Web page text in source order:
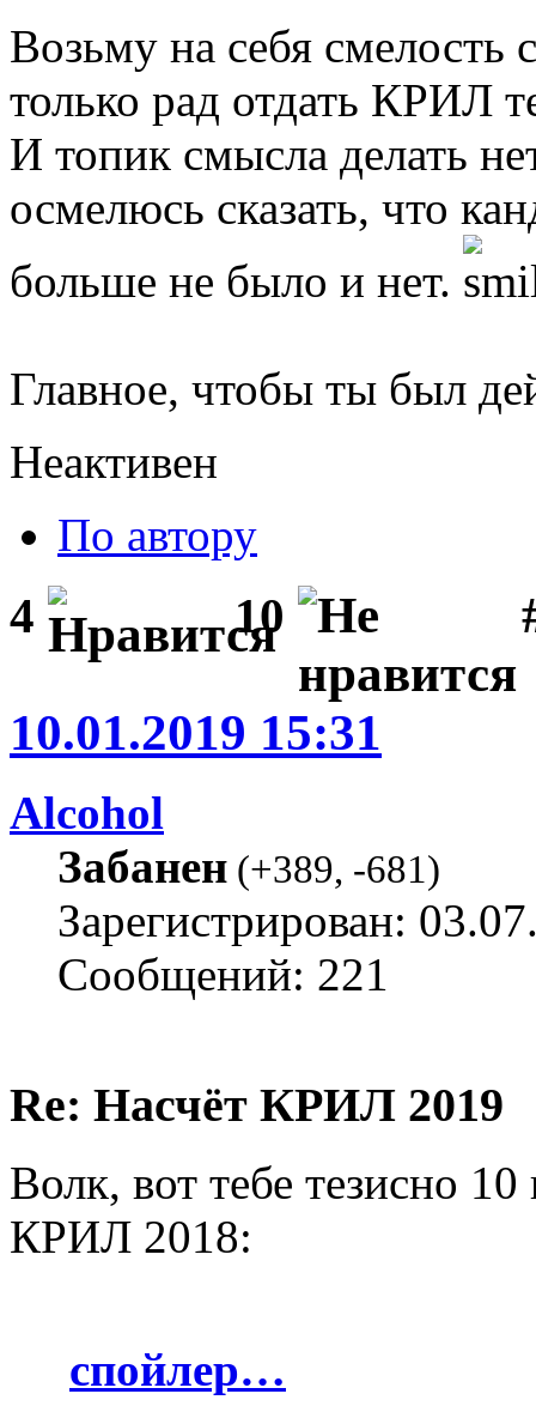
Возьму на себя смелость
только рад отдать КРИЛ
И топик смысла делать
осмелюсь сказать, что
больше не было и нет.
Главное, чтобы ты был
Неактивен
По автору
4 10
10.01.2019 15:31
Alcohol
Забанен (+389, -681)
Зарегистрирован:
Сообщений: 221
Re: Насчёт КРИЛ 2019
Волк, вот тебе тезисно
КРИЛ 2018:
спойлер…